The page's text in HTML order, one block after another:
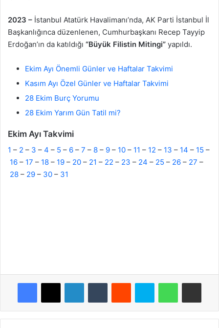
2023 – İstanbul Atatürk Havalimanı’nda, AK Parti İstanbul İl
Başkanlığınca düzenlenen, Cumhurbaşkanı Recep Tayyip
Erdoğan’ın da katıldığı “Büyük Filistin Mitingi” yapıldı.
Ekim Ayı Önemli Günler ve Haftalar Takvimi
Kasım Ayı Özel Günler ve Haftalar Takvimi
28 Ekim Burç Yorumu
28 Ekim Yarım Gün Tatil mi?
Ekim Ayı Takvimi
1 – 2 – 3 – 4 – 5 – 6 – 7 – 8 – 9 – 10 – 11 – 12 – 13 – 14 – 15 –
16 – 17 – 18 – 19 – 20 – 21 – 22 – 23 – 24 – 25 – 26 – 27 –
28 – 29 – 30 – 31